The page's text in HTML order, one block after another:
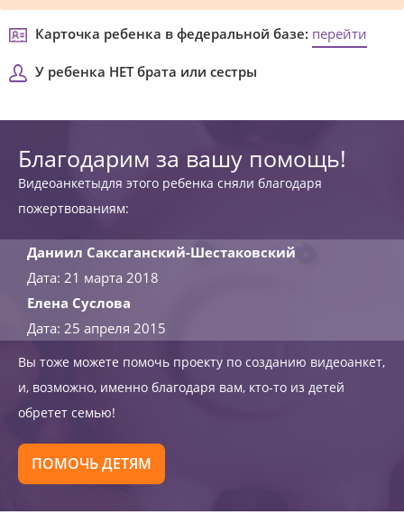
Карточка ребенка в федеральной базе: перейти
У ребенка НЕТ брата или сестры
Благодарим за вашу помощь!
Видеоанкетыдля этого ребенка сняли благодаря
пожертвованиям:
Даниил Саксаганский-Шестаковский
Дата: 21 марта 2018
Елена Суслова
Дата: 25 апреля 2015
Вы тоже можете помочь проекту по созданию видеоанкет,
и, возможно, именно благодаря вам, кто-то из детей
обретет семью!
ПОМОЧЬ ДЕТЯМ